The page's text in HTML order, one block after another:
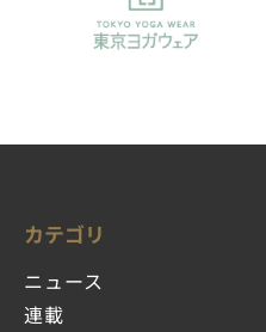
カテゴリ
ニュース
連載